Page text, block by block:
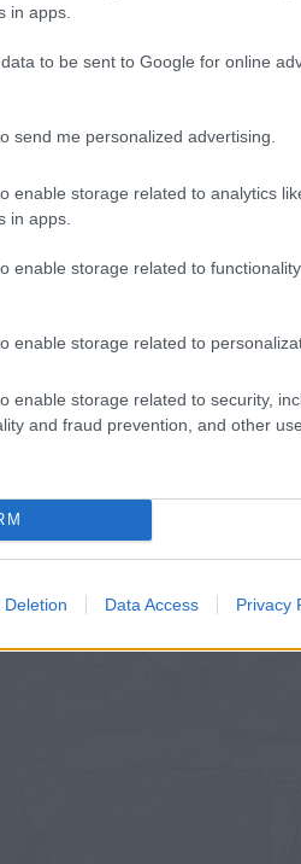
in apps.
to be sent to Google for online
send me personalized advertising.
enable storage related to analytics
in apps.
enable storage related to
enable storage related to
enable storage related to security,
and fraud prevention, and other
Deletion Data Access Privacy